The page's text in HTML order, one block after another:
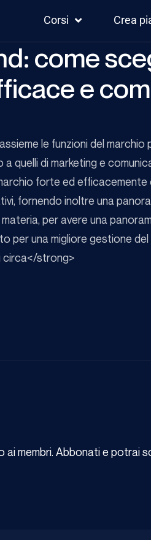
Corsi Crea
come
e
le funzioni del marchio
quelli di marketing e
forte ed efficacemente
fornendo inoltre una
per avere una
per una migliore gestione
circa</strong>
membri. Abbonati e potrai